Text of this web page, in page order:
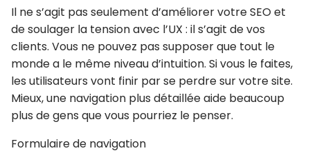
Il ne s’agit pas seulement d’améliorer votre SEO et
de soulager la tension avec l’UX : il s’agit de vos
clients. Vous ne pouvez pas supposer que tout le
monde a le même niveau d’intuition. Si vous le faites,
les utilisateurs vont finir par se perdre sur votre site.
Mieux, une navigation plus détaillée aide beaucoup
plus de gens que vous pourriez le penser.
Formulaire de navigation